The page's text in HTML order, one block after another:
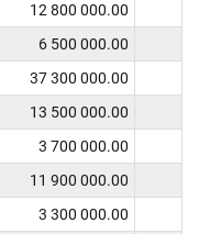
12 800 000.00
6 500 000.00
37 300 000.00
13 500 000.00
3 700 000.00
11 900 000.00
3 300 000.00